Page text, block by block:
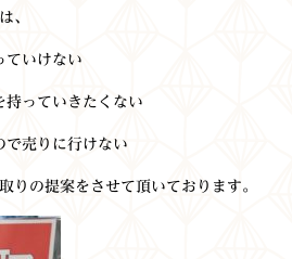
、
ていけない
持っていきたくない
で売りに行けない
りの提案をさせて頂いております。